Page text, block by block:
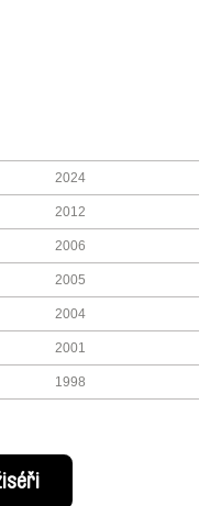
2024
2012
2006
2005
2004
2001
1998